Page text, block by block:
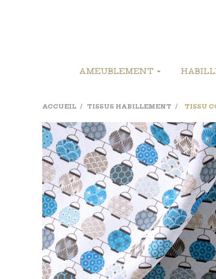
AMEUBLEMENT
ACCUEIL TISSUS HABILLEMENT TISSU